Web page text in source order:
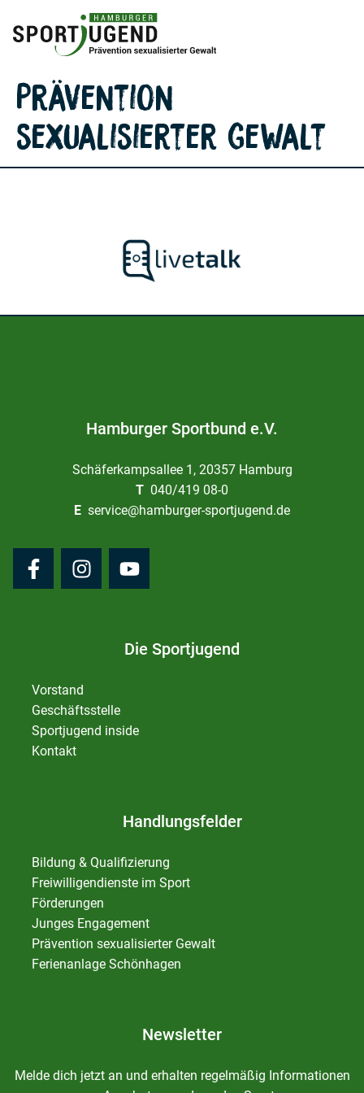
Prävention
sexualisierter Gewalt
Hamburger Sportbund e.V.
Schäferkampsallee 1, 20357 Hamburg
T 040/419 08-0
E service@hamburger-sportjugend.de
Die Sportjugend
Vorstand
Geschäftsstelle
Sportjugend inside
Kontakt
Handlungsfelder
Bildung & Qualifizierung
Freiwilligendienste im Sport
Förderungen
Junges Engagement
Prävention sexualisierter Gewalt
Ferienanlage Schönhagen
Newsletter
Melde dich jetzt an und erhalten regelmäßig Informationen